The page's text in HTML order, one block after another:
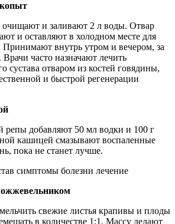
очищают и заливают 2 л воды. Отвар
и оставляют в холодном месте для
Принимают внутрь утром и вечером, за
часто назначают лечить
сустава отваром из костей говядины,
и быстрой регенерации
репы добавляют 50 мл водки и 100 г
кашицей смазывают воспаленные
пока не станет лучше.
свежие листья крапивы и плоды
в количестве 1:1. Массу делают